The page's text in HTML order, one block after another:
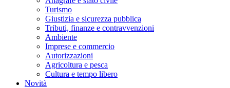
Turismo
Giustizia e sicurezza pubblica
Tributi, finanze e contravvenzioni
Ambiente
Imprese e commercio
Autorizzazioni
Agricoltura e pesca
Cultura e tempo libero
Novità